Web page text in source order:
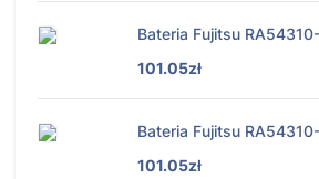
Bateria Fujitsu
101.05zł
Bateria Fujitsu
101.05zł